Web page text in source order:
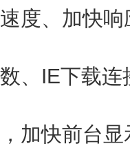
度、加快响
、IE下载
加快前台